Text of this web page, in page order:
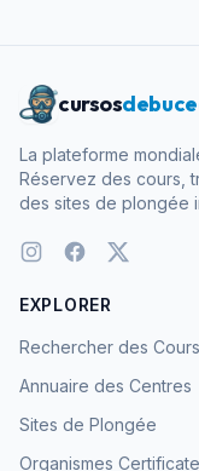
cursos
La plateforme
Réservez des cours,
des sites de plongée
EXPLORER
Rechercher des Cours
Annuaire des Centres
Sites de Plongée
Organismes